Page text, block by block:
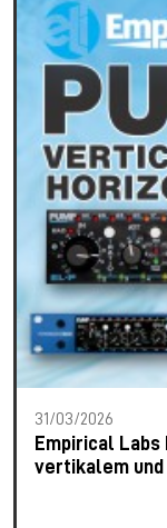
31/03/2026
Empirical Labs
vertikalem